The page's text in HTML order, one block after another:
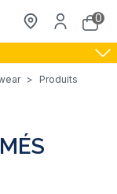
0
>
Produits